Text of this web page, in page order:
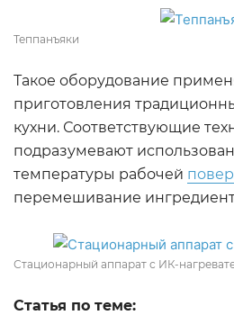
Теппанъяки
Такое оборудование
приготовления
кухни. Соответствующие
подразумевают
температуры рабочей
перемешивание
Стационарный аппарат с ИК-
Статья по теме: